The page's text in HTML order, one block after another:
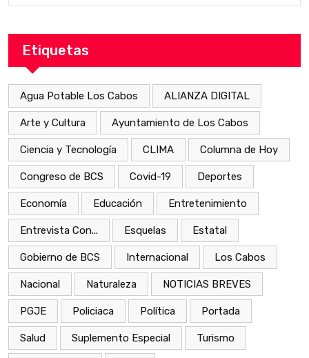
Etiquetas
Agua Potable Los Cabos ALIANZA DIGITAL
Arte y Cultura Ayuntamiento de Los Cabos
Ciencia y Tecnología CLIMA Columna de Hoy
Congreso de BCS Covid-19 Deportes
Economía Educación Entretenimiento
Entrevista Con... Esquelas Estatal
Gobierno de BCS Internacional Los Cabos
Nacional Naturaleza NOTICIAS BREVES
PGJE Policiaca Política Portada
Salud Suplemento Especial Turismo